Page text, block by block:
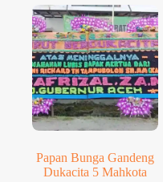
Papan Bunga Gandeng
Dukacita 5 Mahkota